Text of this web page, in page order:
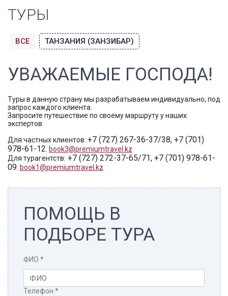
ТУРЫ
ВСЕ ТАНЗАНИЯ (ЗАНЗИБАР)
УВАЖАЕМЫЕ ГОСПОДА!
Туры в данную страну мы разрабатываем индивидуально, под
запрос каждого клиента.
Запросите путешествие по своему маршруту у наших
экспертов:
Для частных клиентов: +7 (727) 267-36-37/38, +7 (701)
978-61-12 book3@premiumtravel.kz
Для турагентств: +7 (727) 272-37-65/71, +7 (701) 978-61-
09 book1@premiumtravel.kz
ПОМОЩЬ В
ПОДБОРЕ ТУРА
ФИО *
Телефон *